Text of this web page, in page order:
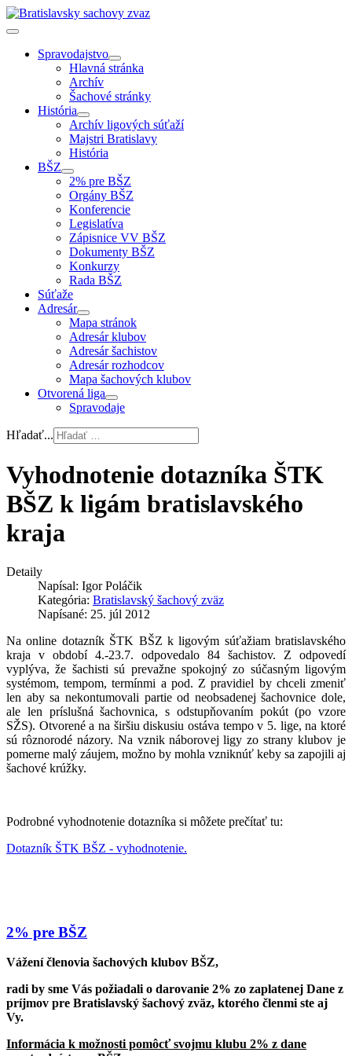
Spravodajstvo
Hlavná stránka
Archív
Šachové stránky
História
Archív ligových súťaží
Majstri Bratislavy
História
BŠZ
2% pre BŠZ
Orgány BŠZ
Konferencie
Legislatíva
Zápisnice VV BŠZ
Dokumenty BŠZ
Konkurzy
Rada BŠZ
Súťaže
Adresár
Mapa stránok
Adresár klubov
Adresár šachistov
Adresár rozhodcov
Mapa šachových klubov
Otvorená liga
Spravodaje
Hľadať...
Vyhodnotenie dotazníka ŠTK
BŠZ k ligám bratislavského
kraja
Detaily
Napísal: Igor Poláčik
Kategória: Bratislavský šachový zväz
Napísané: 25. júl 2012
Na online dotazník ŠTK BŠZ k ligovým súťažiam bratislavského
kraja v období 4.-23.7. odpovedalo 84 šachistov. Z odpovedí
vyplýva, že šachisti sú prevažne spokojný zo súčasným ligovým
systémom, tempom, termínmi a pod. Z pravidiel by chceli zmeniť
len aby sa nekontumovali partie od neobsadenej šachovnice dole,
ale len príslušná šachovnica, s odstupňovaním pokút (po vzore
SŽS). Otvorené a na širšiu diskusiu ostáva tempo v 5. lige, na ktoré
sú rôznorodé názory. Na vznik náborovej ligy zo strany klubov je
pomerne malý záujem, možno by mohla vzniknúť keby sa zapojili aj
šachové krúžky.
Podrobné vyhodnotenie dotazníka si môžete prečítať tu:
Dotazník ŠTK BŠZ - vyhodnotenie.
2% pre BŠZ
Vážení členovia šachových klubov BŠZ,
radi by sme Vás požiadali o darovanie 2% zo zaplatenej Dane z
príjmov pre Bratislavský šachový zväz, ktorého členmi ste aj
Vy.
Informácia k možnosti pomôcť svojmu klubu 2% z dane